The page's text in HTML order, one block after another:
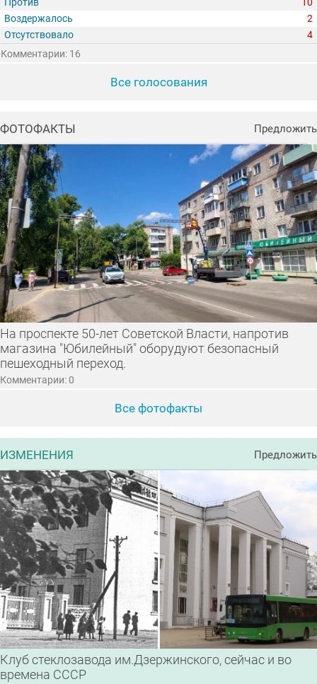
Против
10
Воздержалось
2
Отсутствовало
4
Комментарии: 16
Все голосования
ФОТОФАКТЫ Предложить
На проспекте 50-лет Советской Власти, напротив
магазина "Юбилейный" оборудуют безопасный
пешеходный переход.
Комментарии: 0
Все фотофакты
ИЗМЕНЕНИЯ Предложить
Клуб стеклозавода им.Дзержинского, сейчас и во
времена СССР